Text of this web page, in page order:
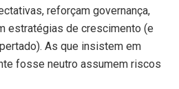
reforçam governança,
estratégias de crescimento (e
As que insistem em
fosse neutro assumem riscos